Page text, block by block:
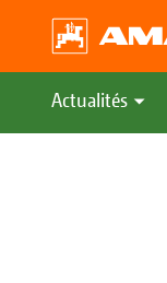
Actualités